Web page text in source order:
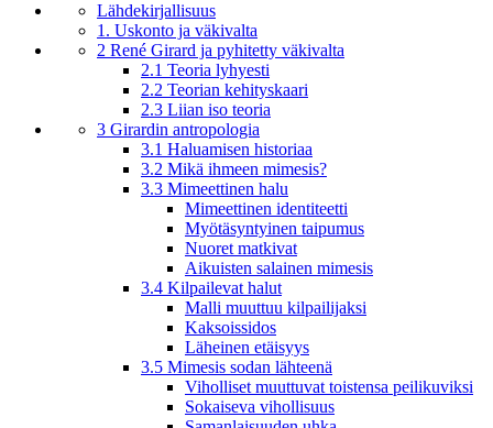
Lähdekirjallisuus
1. Uskonto ja väkivalta
2 René Girard ja pyhitetty väkivalta
2.1 Teoria lyhyesti
2.2 Teorian kehityskaari
2.3 Liian iso teoria
3 Girardin antropologia
3.1 Haluamisen historiaa
3.2 Mikä ihmeen mimesis?
3.3 Mimeettinen halu
Mimeettinen identiteetti
Myötäsyntyinen taipumus
Nuoret matkivat
Aikuisten salainen mimesis
3.4 Kilpailevat halut
Malli muuttuu kilpailijaksi
Kaksoissidos
Läheinen etäisyys
3.5 Mimesis sodan lähteenä
Viholliset muuttuvat toistensa peilikuviksi
Sokaiseva vihollisuus